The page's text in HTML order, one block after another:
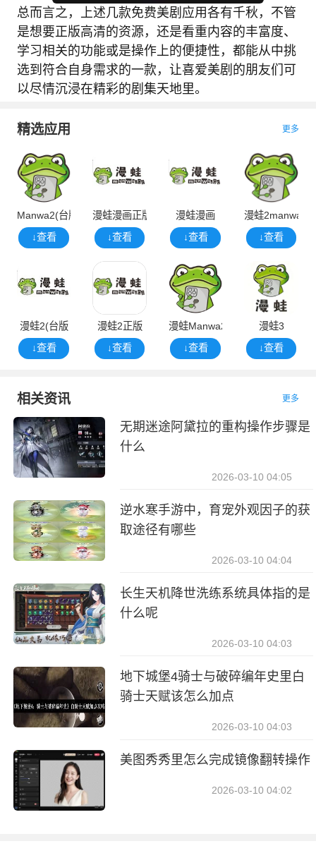
总而言之，上述几款免费美剧应用各有千秋，不管
是想要正版高清的资源，还是看重内容的丰富度、
学习相关的功能或是操作上的便捷性，都能从中挑
选到符合自身需求的一款，让喜爱美剧的朋友们可
以尽情沉浸在精彩的剧集天地里。
精选应用 更多
Manwa2(台版
↓查看
漫蛙漫画正版
↓查看
漫蛙漫画
↓查看
漫蛙2manwa2
↓查看
漫蛙2(台版
↓查看
漫蛙2正版
↓查看
漫蛙Manwa22025正版
↓查看
漫蛙3
↓查看
相关资讯 更多
无期迷途阿黛拉的重构操作步骤是
什么
2026-03-10 04:05
逆水寒手游中，育宠外观因子的获
取途径有哪些
2026-03-10 04:04
长生天机降世洗练系统具体指的是
什么呢
2026-03-10 04:03
地下城堡4骑士与破碎编年史里白
骑士天赋该怎么加点
2026-03-10 04:03
美图秀秀里怎么完成镜像翻转操作
2026-03-10 04:02